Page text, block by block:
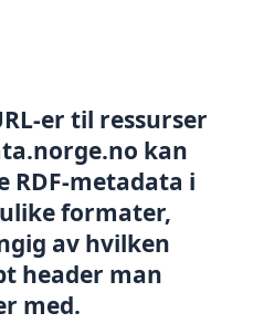
er til ressurser
kan
RDF-metadata i
formater,
av hvilken
header man
med.